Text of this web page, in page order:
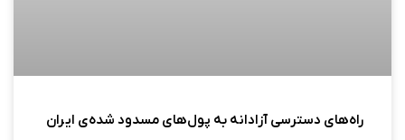
راه‌های دسترسی آزادانه به پول‌های مسدود شده‌ی ایران